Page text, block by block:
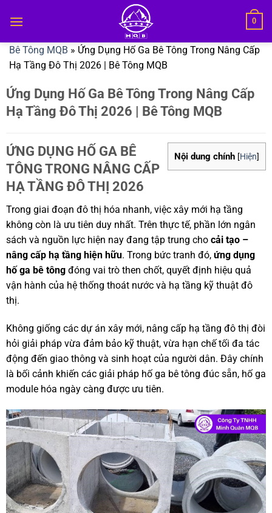
qua
dung
0
Bê Tông MQB » Ứng Dụng Hố Ga Bê Tông Trong Nâng Cấp
Hạ Tầng Đô Thị 2026 | Bê Tông MQB
Ứng Dụng Hố Ga Bê Tông Trong Nâng Cấp
Hạ Tầng Đô Thị 2026 | Bê Tông MQB
Nội dung chính [Hiện]
ỨNG DỤNG HỐ GA BÊ
TÔNG TRONG NÂNG CẤP
HẠ TẦNG ĐÔ THỊ 2026
Trong giai đoạn đô thị hóa nhanh, việc xây mới hạ tầng
không còn là ưu tiên duy nhất. Trên thực tế, phần lớn ngân
sách và nguồn lực hiện nay đang tập trung cho cải tạo –
nâng cấp hạ tầng hiện hữu. Trong bức tranh đó, ứng dụng
hố ga bê tôngđóng vai trò then chốt, quyết định hiệu quả
vận hành của hệ thống thoát nước và hạ tầng kỹ thuật đô
thị.
Không giống các dự án xây mới, nâng cấp hạ tầng đô thị đòi
hỏi giải pháp vừa đảm bảo kỹ thuật, vừa hạn chế tối đa tác
động đến giao thông và sinh hoạt của người dân. Đây chính
là bối cảnh khiến các giải pháp hố ga bê tông đúc sẵn, hố ga
module hóa ngày càng được ưu tiên.